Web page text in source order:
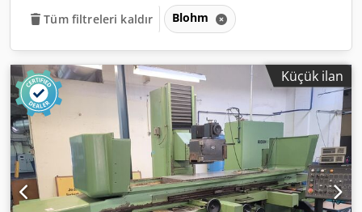
Tüm filtreleri kaldır Blohm
Küçük ilan